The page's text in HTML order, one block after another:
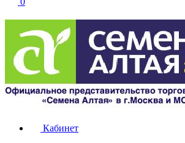
Кабинет